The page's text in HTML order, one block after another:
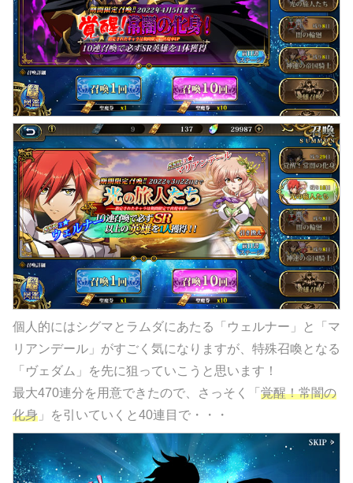
個人的にはシグマとラムダにあたる「ウェルナー」と「マ
リアンデール」がすごく気になりますが、特殊召喚となる
「ヴェダム」を先に狙っていこうと思います！
最大470連分を用意できたので、さっそく「 覚醒！常闇の
化身 」を引いていくと40連目で・・・